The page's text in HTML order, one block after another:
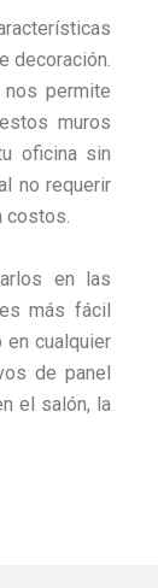
decoración.
permite
muros
oficina sin
no requerir
costos.
en las
más fácil
en cualquier
de panel
el salón, la